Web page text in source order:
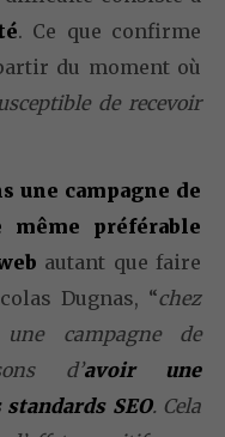
. Ce que confirme
du moment où
de recevoir
une campagne de
préférable
autant que faire
Dugnas, “chez
campagne de
d’avoir une
SEO. Cela